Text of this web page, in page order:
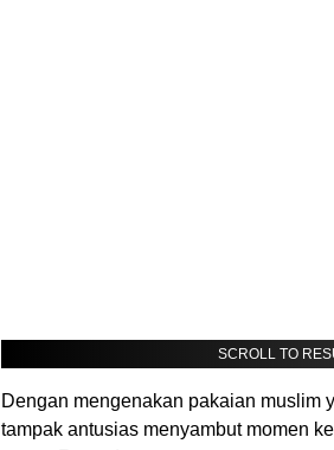
SCROLL TO
Dengan mengenakan pakaian muslim
tampak antusias menyambut momen